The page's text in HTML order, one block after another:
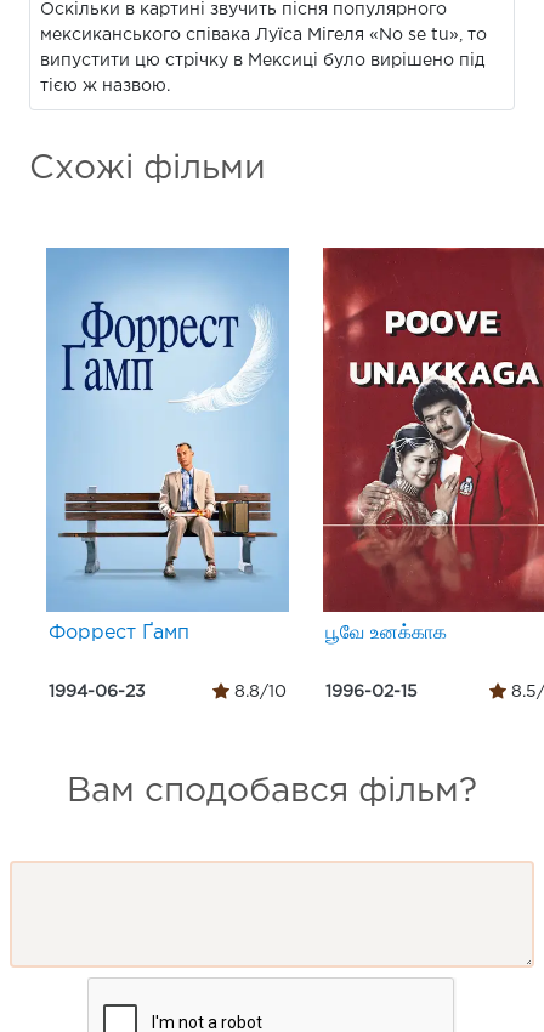
Оскільки в картині звучить пісня популярного
мексиканського співака Луїса Мігеля «No se tu», то
випустити цю стрічку в Мексиці було вирішено під
тією ж назвою.
Схожі фільми
Форрест Ґамп
1994-06-23 8.8/10
பூவே உனக்காக
1996-02-15 8.5/
Вам сподобався фільм?